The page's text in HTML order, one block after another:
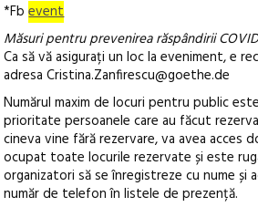
*Fbevent
Măsuri pentru prevenirea răspândirii
Ca să vă asigurați un loc la eveniment, e
adresa Cristina.Zanfirescu@goethe.de
Numărul maxim de locuri pentru public
prioritate persoanele care au făcut
cineva vine fără rezervare, va avea acces
ocupat toate locurile rezervate și este
organizatori să se înregistreze cu nume și
număr de telefon în listele de prezență.